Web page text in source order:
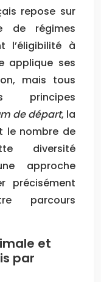
repose sur
de régimes
l’éligibilité à
applique ses
mais tous
principes
de départ, la
le nombre de
diversité
approche
précisément
parcours
et
par